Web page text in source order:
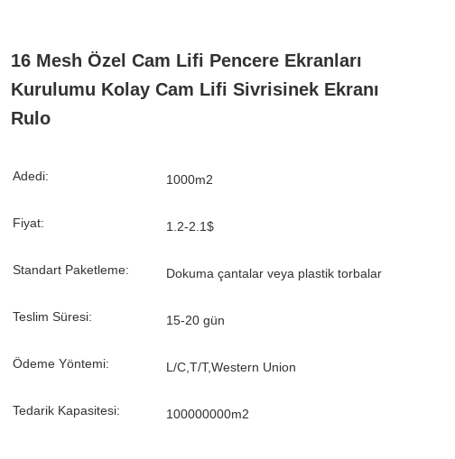
16 Mesh Özel Cam Lifi Pencere Ekranları
Kurulumu Kolay Cam Lifi Sivrisinek Ekranı
Rulo
Adedi: 1000m2
Fiyat: 1.2-2.1$
Standart Paketleme: Dokuma çantalar veya plastik torbalar
Teslim Süresi: 15-20 gün
Ödeme Yöntemi: L/C,T/T,Western Union
Tedarik Kapasitesi: 100000000m2